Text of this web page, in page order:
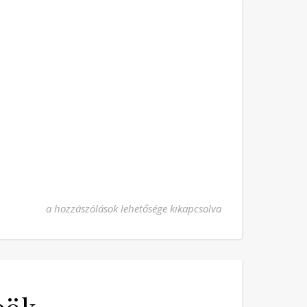
Liguori Szent Alfonz pk. bejegyzéshez
a hozzászólások lehetősége kikapcsolva